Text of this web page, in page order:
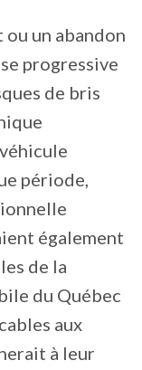
un abandon
progressive
de bris
période,
également
de la
du Québec
aux
à leur